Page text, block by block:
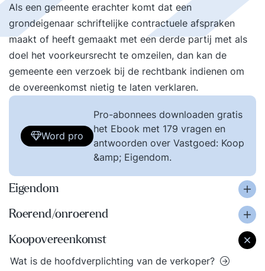
Als een gemeente erachter komt dat een
grondeigenaar schriftelijke contractuele afspraken
maakt of heeft gemaakt met een derde partij met als
doel het voorkeursrecht te omzeilen, dan kan de
gemeente een verzoek bij de rechtbank indienen om
de overeenkomst nietig te laten verklaren.
Word pro
Pro-abonnees downloaden gratis
het Ebook met 179 vragen en
antwoorden over Vastgoed: Koop
&amp; Eigendom.
Eigendom
Roerend/onroerend
Koopovereenkomst
Wat is de hoofdverplichting van de verkoper?